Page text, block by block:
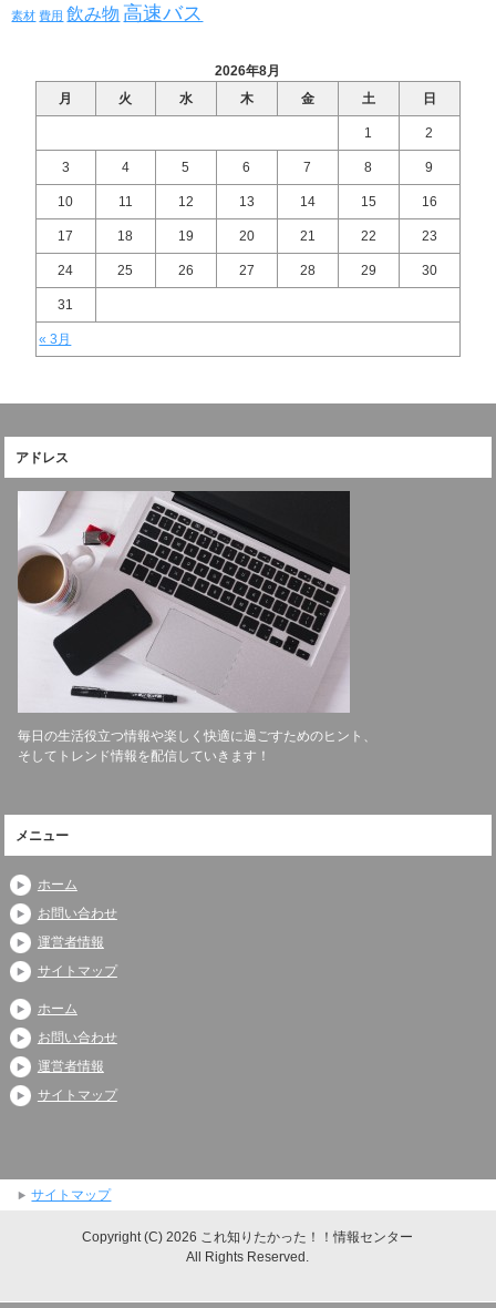
素材 費用 飲み物 高速バス
2026年8月
月
火 水 木 金 土 日
« 3月
1 2
3 4 5 6 7 8 9
10 11 12 13 14 15 16
17 18 19 20 21 22 23
24 25 26 27 28 29 30
31
アドレス
毎日の生活役立つ情報や楽しく快適に過ごすためのヒント、
そしてトレンド情報を配信していきます！
メニュー
ホーム
お問い合わせ
運営者情報
サイトマップ
ホーム
お問い合わせ
運営者情報
サイトマップ
サイトマップ
Copyright (C) 2026 これ知りたかった！！情報センター
All Rights Reserved.